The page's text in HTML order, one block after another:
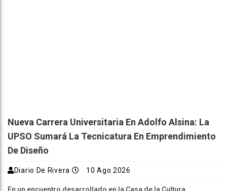
Nueva Carrera Universitaria En Adolfo Alsina: La
UPSO Sumará La Tecnicatura En Emprendimiento
De Diseño
Diario De Rivera 10 Ago 2026